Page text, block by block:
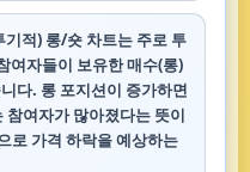
적) 롱/숏 차트는 주로 투
여자들이 보유한 매수(롱)
다. 롱 포지션이 증가하면
여자가 많아졌다는 뜻이
로 가격 하락을 예상하는